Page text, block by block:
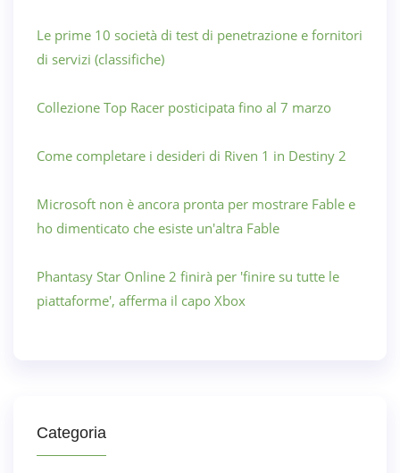
Le prime 10 società di test di penetrazione e fornitori
di servizi (classifiche)
Collezione Top Racer posticipata fino al 7 marzo
Come completare i desideri di Riven 1 in Destiny 2
Microsoft non è ancora pronta per mostrare Fable e
ho dimenticato che esiste un'altra Fable
Phantasy Star Online 2 finirà per 'finire su tutte le
piattaforme', afferma il capo Xbox
Categoria